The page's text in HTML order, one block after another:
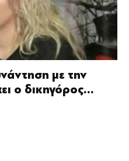
με την
ο δικηγόρος...